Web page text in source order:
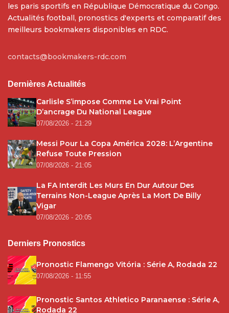
les paris sportifs en République Démocratique du Congo.
Actualités football, pronostics d'experts et comparatif des
meilleurs bookmakers disponibles en RDC.
contacts@bookmakers-rdc.com
Dernières Actualités
Carlisle S’impose Comme Le Vrai Point
D’ancrage Du National League
07/08/2026 - 21:29
Messi Pour La Copa América 2028: L’Argentine
Refuse Toute Pression
07/08/2026 - 21:05
La FA Interdit Les Murs En Dur Autour Des
Terrains Non-League Après La Mort De Billy
Vigar
07/08/2026 - 20:05
Derniers Pronostics
Pronostic Flamengo Vitória : Série A, Rodada 22
07/08/2026 - 11:55
Pronostic Santos Athletico Paranaense : Série A,
Rodada 22